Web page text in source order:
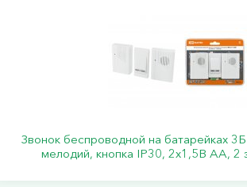
Звонок беспроводной на батарейках
мелодий, кнопка IP30, 2х1,5В АА, 2